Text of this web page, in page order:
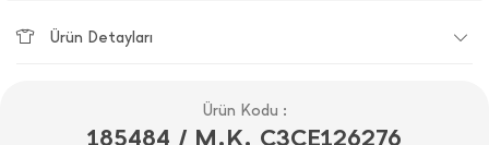
Ürün Detayları
Ürün Kodu :
185484 / M.K. C3CE126276